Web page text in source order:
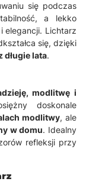
się podczas
a lekko
elegancji. Lichtarz
się, dzięki
długie lata.
modlitwę i
doskonale
modlitwy, ale
w domu. Idealny
refleksji przy